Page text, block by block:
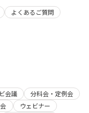
よくあるご質問
会議
分科会・定例会
ウェビナー